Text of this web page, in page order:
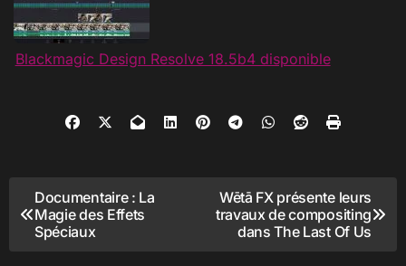
Blackmagic Design Resolve 18.5b4 disponible
Navigation
de
Documentaire : La
Magie des Effets
Spéciaux
Wētā FX présente leurs
travaux de compositing
dans The Last Of Us